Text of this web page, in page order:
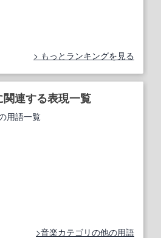
もっとランキングを見る
連する表現一覧
用語一覧
音楽カテゴリの他の用語